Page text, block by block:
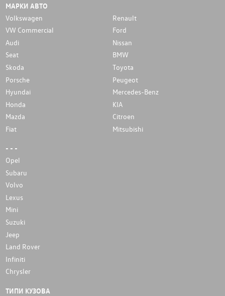
МАРКИ АВТО
Volkswagen
Renault
VW Commercial
Ford
Audi
Nissan
Seat
BMW
Skoda
Toyota
Porsche
Peugeot
Hyundai
Mercedes-Benz
Honda
KIA
Mazda
Citroen
Fiat
Mitsubishi
- - -
Opel
Subaru
Volvo
Lexus
Mini
Suzuki
Jeep
Land Rover
Infiniti
Chrysler
ТИПИ КУЗОВА